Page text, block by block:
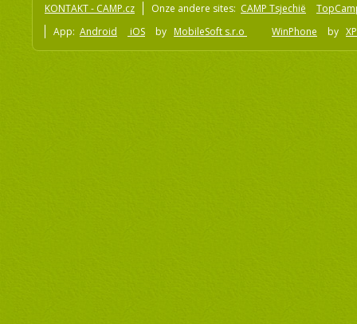
KONTAKT - CAMP.cz Onze andere sites: CAMP Tsjechië
App: Android iOS by MobileSoft s.r.o WinPhone by